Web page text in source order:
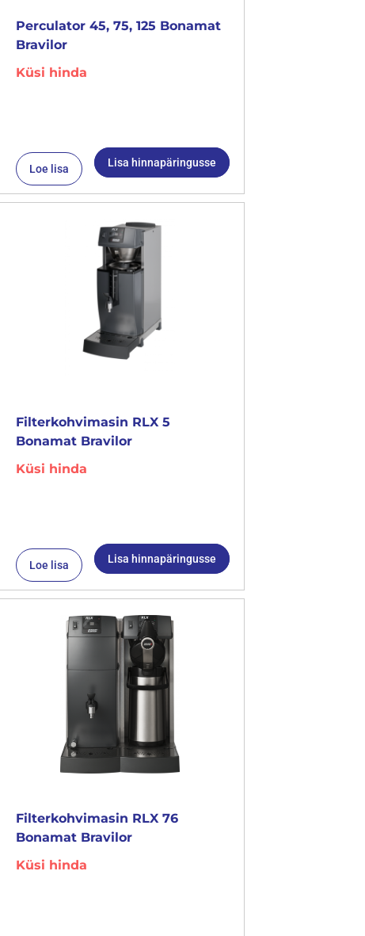
Perculator 45, 75, 125 Bonamat
Bravilor
Küsi hinda
Loe lisa Lisa hinnapäringusse
Filterkohvimasin RLX 5
Bonamat Bravilor
Küsi hinda
Loe lisa Lisa hinnapäringusse
Filterkohvimasin RLX 76
Bonamat Bravilor
Küsi hinda